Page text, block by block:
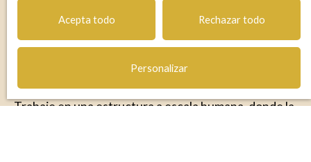
Trabaje en una estructura a escala humana, donde la
Acepta todo Rechazar todo
Personalizar